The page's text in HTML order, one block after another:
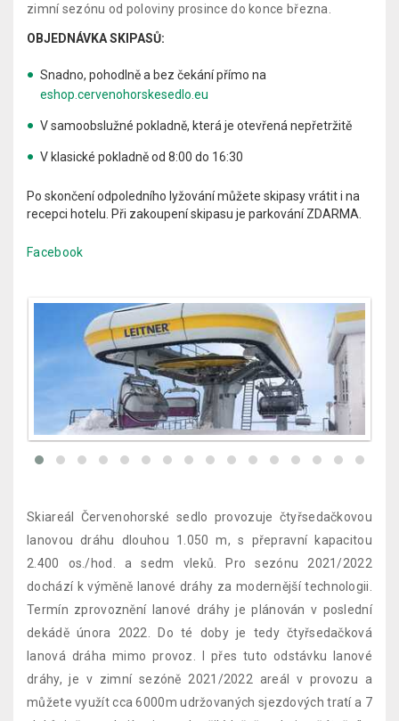
zimní sezónu od poloviny prosince do konce března.
OBJEDNÁVKA SKIPASŮ:
Snadno, pohodlně a bez čekání přímo na
eshop.cervenohorskesedlo.eu
V samoobslužné pokladně, která je otevřená nepřetržitě
V klasické pokladně od 8:00 do 16:30
Po skončení odpoledního lyžování můžete skipasy vrátit i na
recepci hotelu. Při zakoupení skipasu je parkování ZDARMA.
Facebook
Skiareál Červenohorské sedlo provozuje čtyřsedačkovou
lanovou dráhu dlouhou 1.050 m, s přepravní kapacitou
2.400 os./hod. a sedm vleků. Pro sezónu 2021/2022
dochází k výměně lanové dráhy za modernější technologii.
Termín zprovoznění lanové dráhy je plánován v poslední
dekádě února 2022. Do té doby je tedy čtyřsedačková
lanová dráha mimo provoz. I přes tuto odstávku lanové
dráhy, je v zimní sezóně 2021/2022 areál v provozu a
můžete využít cca 6000m udržovaných sjezdových tratí a 7